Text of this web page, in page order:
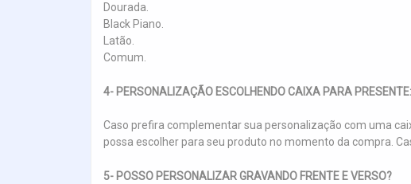
Dourada.
Black Piano.
Latão.
Comum.
4- PERSONALIZAÇÃO ESCOLHENDO CAIXA PARA PRESENTE:
Caso prefira complementar sua personalização com uma
possa escolher para seu produto no momento da compra.
5- POSSO PERSONALIZAR GRAVANDO FRENTE E VERSO?